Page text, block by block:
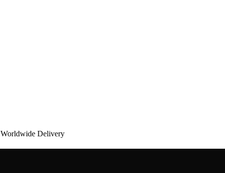
Worldwide Delivery